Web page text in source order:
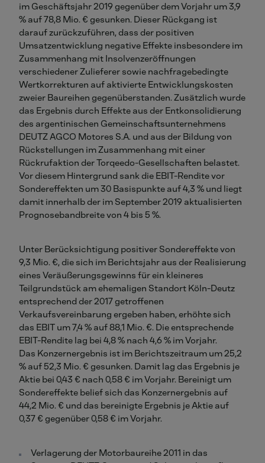
im Geschäftsjahr 2019 gegenüber dem Vorjahr um 3,9
% auf 78,8 Mio. € gesunken. Dieser Rückgang ist
darauf zurückzuführen, dass der positiven
Umsatzentwicklung negative Effekte insbesondere im
Zusammenhang mit Insolvenzeröffnungen
verschiedener Zulieferer sowie nachfragebedingte
Wertkorrekturen auf aktivierte Entwicklungskosten
zweier Baureihen gegenüberstanden. Zusätzlich wurde
das Ergebnis durch Effekte aus der Entkonsolidierung
des argentinischen Gemeinschaftsunternehmens
DEUTZ AGCO Motores S.A. und aus der Bildung von
Rückstellungen im Zusammenhang mit einer
Rückrufaktion der Torqeedo-Gesellschaften belastet.
Vor diesem Hintergrund sank die EBIT-Rendite vor
Sondereffekten um 30 Basispunkte auf 4,3 % und liegt
damit innerhalb der im September 2019 aktualisierten
Prognosebandbreite von 4 bis 5 %.
Unter Berücksichtigung positiver Sondereffekte von
9,3 Mio. €, die sich im Berichtsjahr aus der Realisierung
eines Veräußerungsgewinns für ein kleineres
Teilgrundstück am ehemaligen Standort Köln-Deutz
entsprechend der 2017 getroffenen
Verkaufsvereinbarung ergeben haben, erhöhte sich
das EBIT um 7,4 % auf 88,1 Mio. €. Die entsprechende
EBIT-Rendite lag bei 4,8 % nach 4,6 % im Vorjahr.
Das Konzernergebnis ist im Berichtszeitraum um 25,2
% auf 52,3 Mio. € gesunken. Damit lag das Ergebnis je
Aktie bei 0,43 € nach 0,58 € im Vorjahr. Bereinigt um
Sondereffekte belief sich das Konzernergebnis auf
44,2 Mio. € und das bereinigte Ergebnis je Aktie auf
0,37 € gegenüber 0,58 € im Vorjahr.
Verlagerung der Motorbaureihe 2011 in das